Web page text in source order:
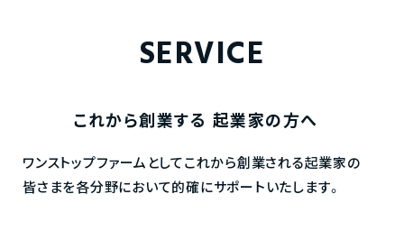
SERVICE
これから創業する 起業家の方へ
ワンストップファームとしてこれから創業される起業家の
皆さまを各分野において的確にサポートいたします。